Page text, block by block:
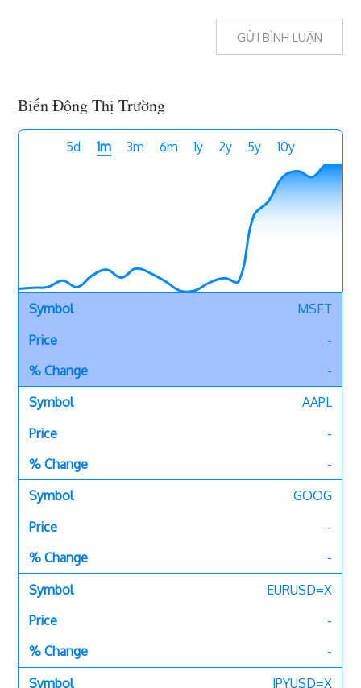
Biến Động Thị Trường
5d 1m 3m 6m 1y 2y 5y 10y
MSFT
-
-
AAPL
-
-
GOOG
-
-
EURUSD=X
-
-
JPYUSD=X